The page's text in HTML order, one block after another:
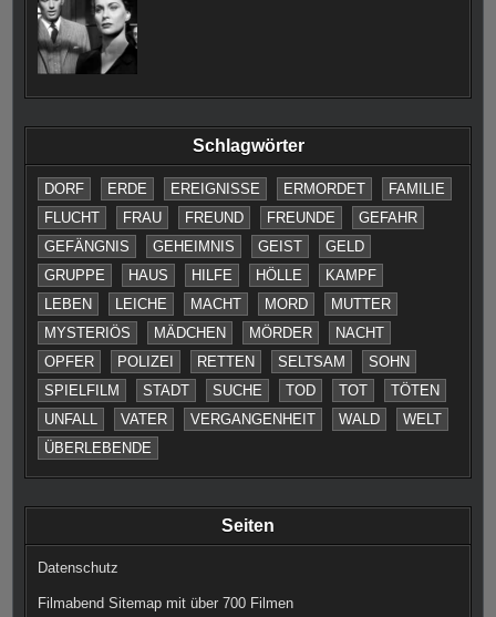
Schlagwörter
DORF ERDE EREIGNISSE ERMORDET
FAMILIE
FLUCHT
FRAU FREUND FREUNDE
GEFAHR
GEFÄNGNIS
GEHEIMNIS GEIST
GELD
GRUPPE
HAUS HILFE HÖLLE
KAMPF
LEBEN
LEICHE MACHT MORD
MUTTER
MYSTERIÖS
MÄDCHEN MÖRDER
NACHT
OPFER
POLIZEI RETTEN SELTSAM
SOHN
SPIELFILM
STADT SUCHE TOD TOT
TÖTEN
UNFALL
VATER VERGANGENHEIT WALD
WELT
ÜBERLEBENDE
Seiten
Datenschutz
Filmabend Sitemap mit über 700 Filmen